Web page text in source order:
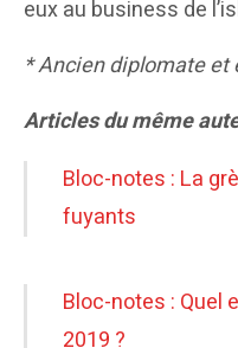
eux au business de
* Ancien diplomate et
Articles du même
Bloc-notes : La
fuyants
Bloc-notes : Quel
2019 ?